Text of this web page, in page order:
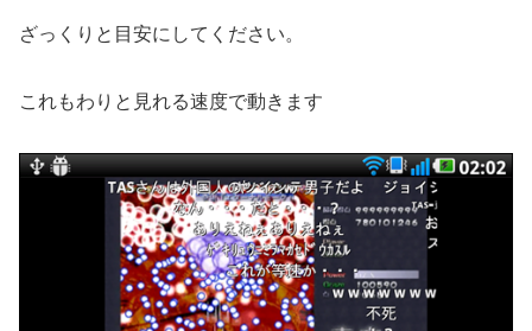
ざっくりと目安にしてください。
これもわりと見れる速度で動きます